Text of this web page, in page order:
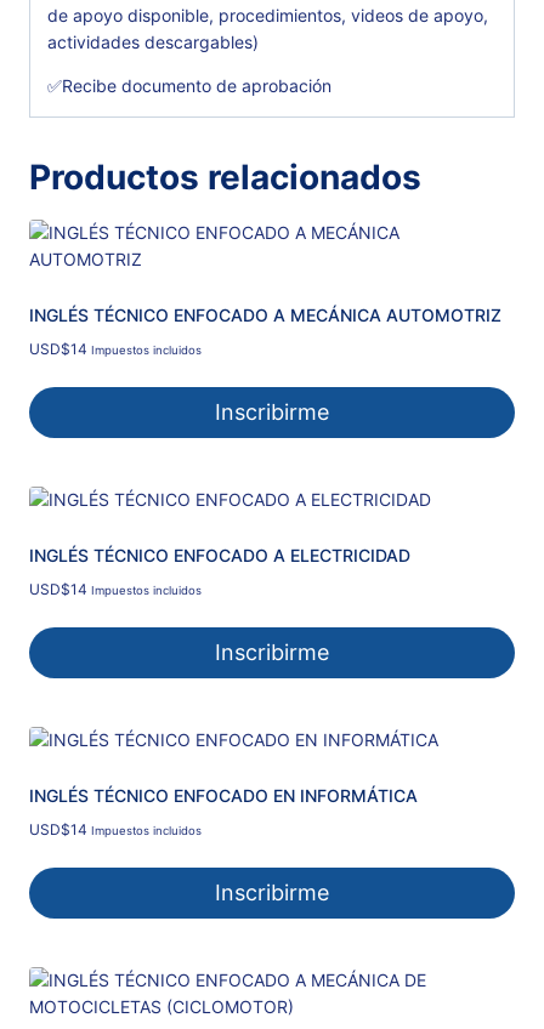
de apoyo disponible, procedimientos, videos de apoyo,
actividades descargables)
✅Recibe documento de aprobación
Productos relacionados
INGLÉS TÉCNICO ENFOCADO A MECÁNICA AUTOMOTRIZ
USD$14 Impuestos incluidos
Inscribirme
INGLÉS TÉCNICO ENFOCADO A ELECTRICIDAD
USD$14 Impuestos incluidos
Inscribirme
INGLÉS TÉCNICO ENFOCADO EN INFORMÁTICA
USD$14 Impuestos incluidos
Inscribirme